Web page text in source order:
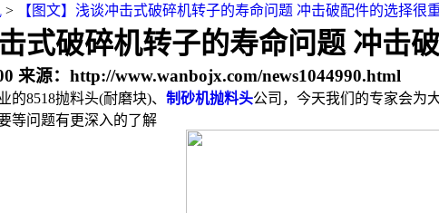
> 【图文】浅谈冲击式破碎机转子的寿命问题 冲击破配件的选择很
式破碎机转子的寿命问题 冲击
来源： http://www.wanbojx.com/news1044990.html
的8518抛料头(耐磨块)、 制砂机抛料头公司，今天我们的专家会为
等问题有更深入的了解